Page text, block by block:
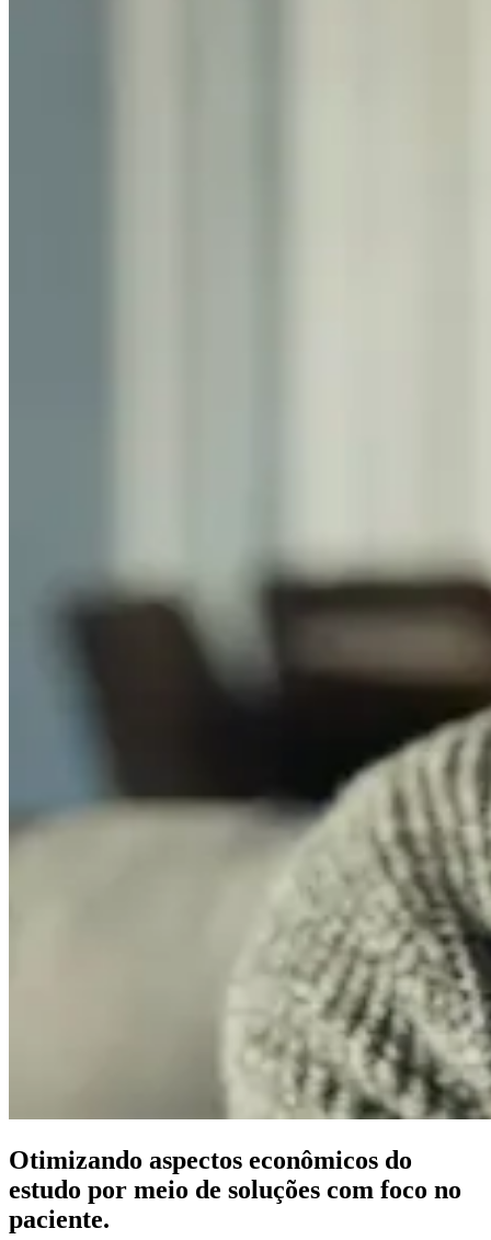
Otimizando aspectos econômicos do
estudo por meio de soluções com foco no
paciente.